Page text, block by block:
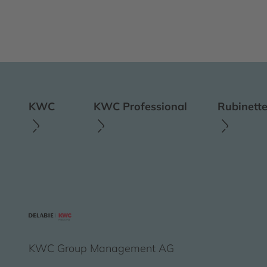
KWC KWC Professional
KWC Group Management AG